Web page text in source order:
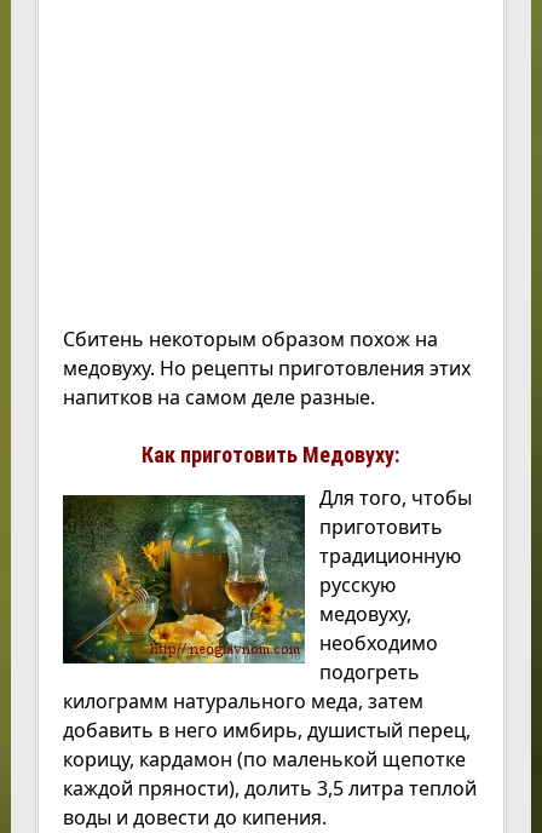
Сбитень некоторым образом похож на
медовуху. Но рецепты приготовления этих
напитков на самом деле разные.
Как приготовить Медовуху:
Для того, чтобы
приготовить
традиционную
русскую
медовуху,
необходимо
подогреть
килограмм натурального меда, затем
добавить в него имбирь, душистый перец,
корицу, кардамон (по маленькой щепотке
каждой пряности), долить 3,5 литра теплой
воды и довести до кипения.